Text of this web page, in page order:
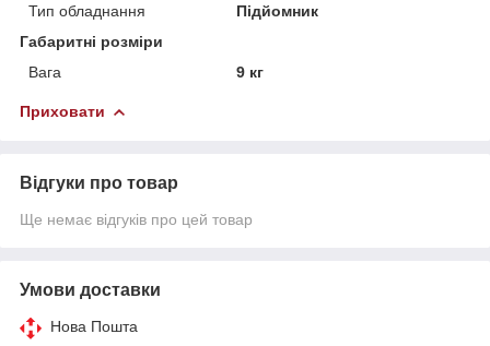
Тип обладнання
Підйомник
Габаритні розміри
Вага
9 кг
Приховати
Відгуки про товар
Ще немає відгуків про цей товар
Умови доставки
Нова Пошта